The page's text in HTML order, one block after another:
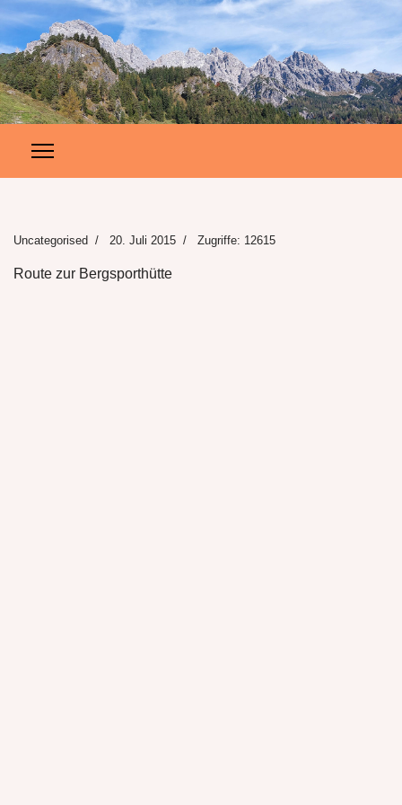
Uncategorised 20. Juli 2015 Zugriffe: 12615
Route zur Bergsporthütte